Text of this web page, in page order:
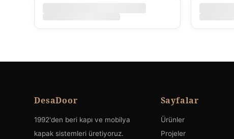
DesaDoor
1992'den beri kapı ve mobilya
kapak sistemleri üretiyoruz.
Sayfalar
Ürünler
Projeler